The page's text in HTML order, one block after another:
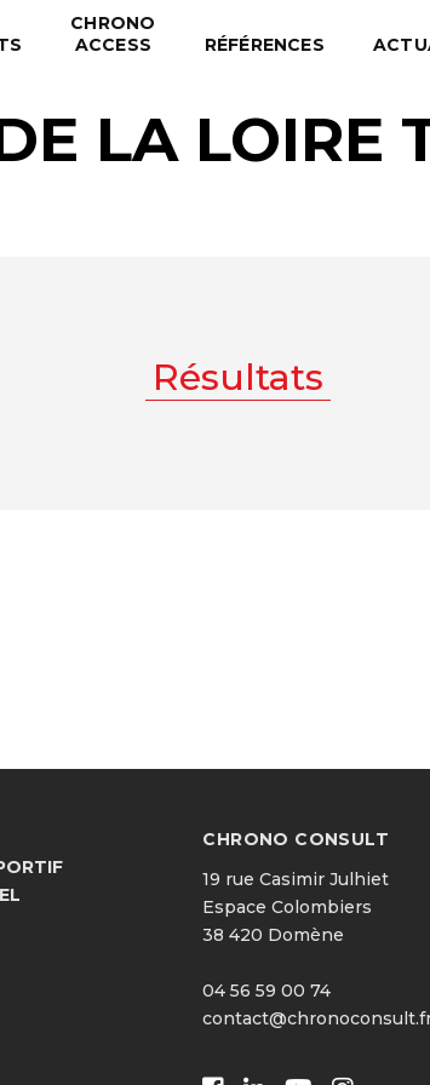
CHRONO
ACCESS
RÉFÉRENCES
LA LOIRE
Résultats
CHRONO CONSULT
19 rue Casimir Julhiet
Espace Colombiers
38 420 Domène
04 56 59 00 74